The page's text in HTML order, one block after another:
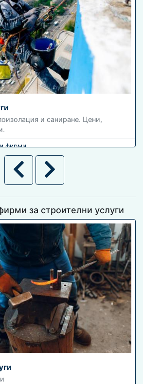
и саниране. Цени,
фирми
за строителни услуги